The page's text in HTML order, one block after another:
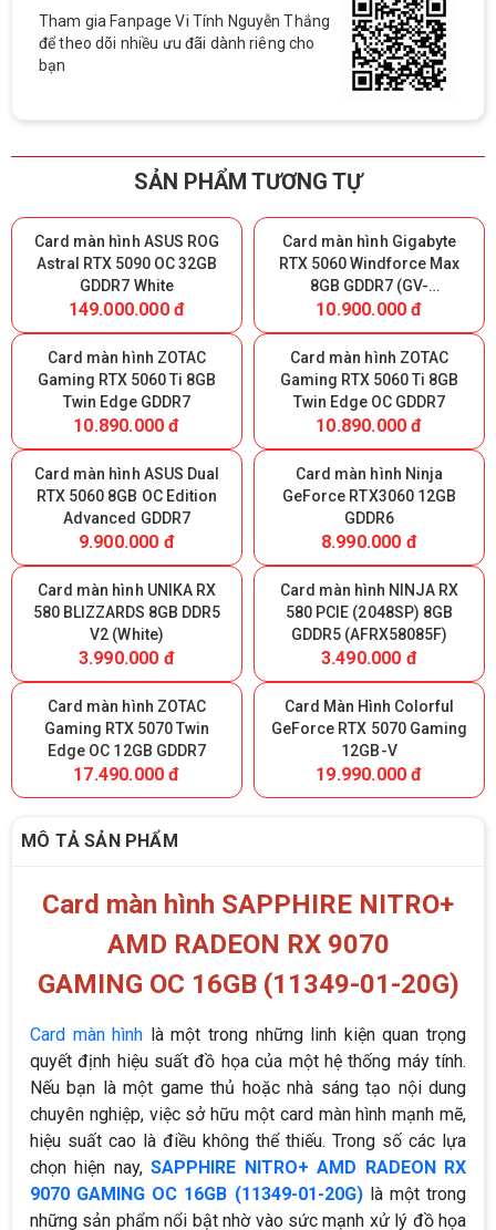
Tham gia Fanpage Vi Tính Nguyễn Thắng
để theo dõi nhiều ưu đãi dành riêng cho
bạn
SẢN PHẨM TƯƠNG TỰ
Card màn hình ASUS ROG
Astral RTX 5090 OC 32GB
GDDR7 White
149.000.000 đ
Card màn hình Gigabyte
RTX 5060 Windforce Max
8GB GDDR7 (GV-
N5060WF2MAX-OC 8GD)
10.900.000 đ
Card màn hình ZOTAC
Gaming RTX 5060 Ti 8GB
Twin Edge GDDR7
10.890.000 đ
Card màn hình ZOTAC
Gaming RTX 5060 Ti 8GB
Twin Edge OC GDDR7
10.890.000 đ
Card màn hình ASUS Dual
RTX 5060 8GB OC Edition
Advanced GDDR7
9.900.000 đ
Card màn hình Ninja
GeForce RTX3060 12GB
GDDR6
8.990.000 đ
Card màn hình UNIKA RX
580 BLIZZARDS 8GB DDR5
V2 (White)
3.990.000 đ
Card màn hình NINJA RX
580 PCIE (2048SP) 8GB
GDDR5 (AFRX58085F)
3.490.000 đ
Card màn hình ZOTAC
Gaming RTX 5070 Twin
Edge OC 12GB GDDR7
17.490.000 đ
Card Màn Hình Colorful
GeForce RTX 5070 Gaming
12GB-V
19.990.000 đ
MÔ TẢ SẢN PHẨM
Card màn hình SAPPHIRE NITRO+
AMD RADEON RX 9070
GAMING OC 16GB (11349-01-20G)
Card màn hình là một trong những linh kiện quan trọng
quyết định hiệu suất đồ họa của một hệ thống máy tính.
Nếu bạn là một game thủ hoặc nhà sáng tạo nội dung
chuyên nghiệp, việc sở hữu một card màn hình mạnh mẽ,
hiệu suất cao là điều không thể thiếu. Trong số các lựa
chọn hiện nay,SAPPHIRE NITRO+ AMD RADEON RX
9070 GAMING OC 16GB (11349-01-20G)là một trong
những sản phẩm nổi bật nhờ vào sức mạnh xử lý đồ họa